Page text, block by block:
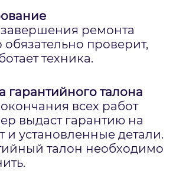
ремонта
обязательно проверит,
техника.
гарантийного талона
всех работ
выдаст гарантию на
и установленные детали.
талон необходимо